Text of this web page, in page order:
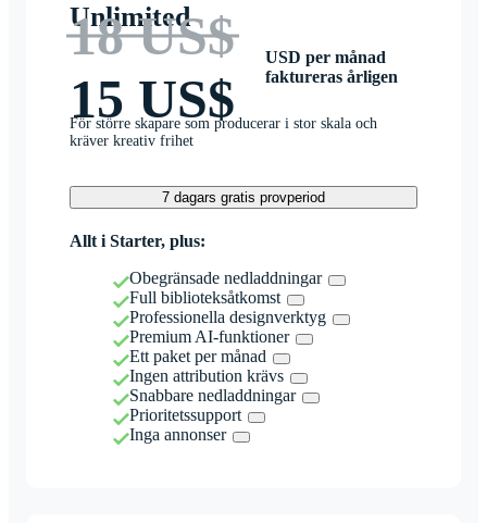
Unlimited
18 US$
15 US$
USD per månad
faktureras årligen
För större skapare som producerar i stor skala och
kräver kreativ frihet
7 dagars gratis provperiod
Allt i Starter, plus:
Obegränsade nedladdningar
Full biblioteksåtkomst
Professionella designverktyg
Premium AI-funktioner
Ett paket per månad
Ingen attribution krävs
Snabbare nedladdningar
Prioritetssupport
Inga annonser